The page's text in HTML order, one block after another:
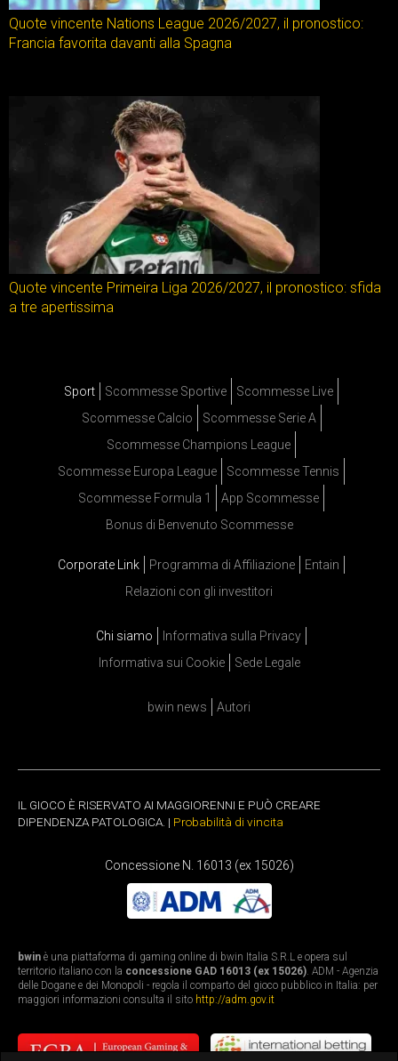
Quote vincente Nations League 2026/2027, il pronostico:
Francia favorita davanti alla Spagna
Quote vincente Primeira Liga 2026/2027, il pronostico: sfida
a tre apertissima
Sport Scommesse Sportive
Scommesse Live
Scommesse Calcio
Scommesse Serie A
Scommesse Champions League
Scommesse Europa League
Scommesse Tennis
Scommesse Formula 1
App Scommesse
Bonus di Benvenuto Scommesse
Corporate Link Programma di Affiliazione
Entain
Relazioni con gli investitori
Chi siamo
Informativa sulla Privacy
Informativa sui Cookie
Sede Legale
bwin news Autori
IL GIOCO È RISERVATO AI MAGGIORENNI E PUÒ CREARE
DIPENDENZA PATOLOGICA. | Probabilità di vincita
Concessione N. 16013 (ex 15026)
bwin è una piattaforma di gaming online di bwin Italia S.R.L e opera sul
territorio italiano con la concessione GAD 16013 (ex 15026). ADM - Agenzia
delle Dogane e dei Monopoli - regola il comparto del gioco pubblico in Italia: per
maggiori informazioni consulta il sito http://adm.gov.it